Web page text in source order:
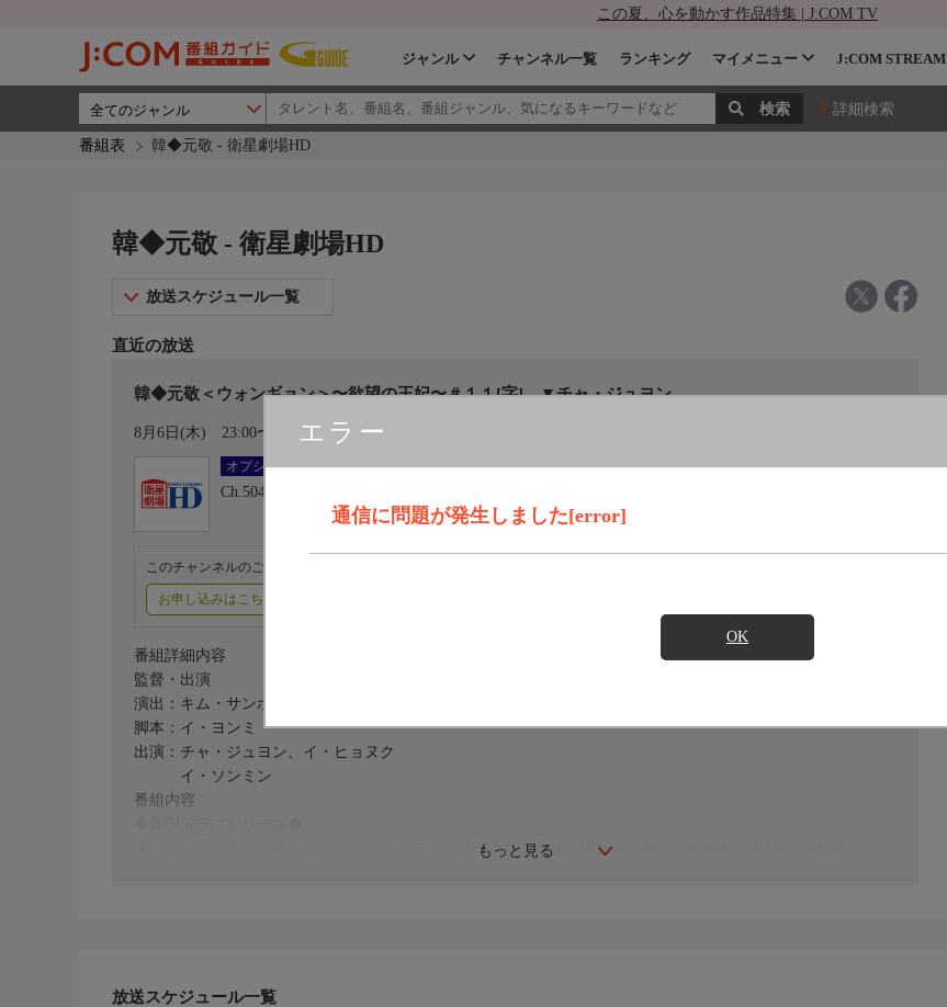
この夏、心を動かす作品特集 | J:COM TV
ジャンル チャンネル一覧 ランキング マイメニュー J:COM STREAM
詳細検索
番組表 韓◆元敬 - 衛星劇場HD
エラー
通信に問題が発生しました[error]
OK
韓◆元敬 - 衛星劇場HD
放送スケジュール一覧
直近の放送
韓◆元敬＜ウォンギョン＞〜欲望の王妃〜＃１１[字] ▼チャ・ジュヨン
8月6日(木) 23:00〜00:05 カレンダー登録
オプション
Ch.504
このチャンネルのご視聴には、オプションチャンネル(有料)のご契約が必要となります。
お申し込みはこちら
もっと見る
番組詳細内容
監督・出演
演出：キム・サンホ
脚本：イ・ヨンミ
出演：チャ・ジュヨン、イ・ヒョヌク
イ・ソンミン
番組内容
主人公の元敬を演じるのは、チャ・ジュヨン。聡明さと人間味を併せ持つ難しい役柄を、大胆かつ繊細に演じ
き、王宮では王妃・元敬（チャ・ジュヨン）の内助の功をたたえる華麗な式典が開かれる。バンウォンと王妃
放送スケジュール一覧